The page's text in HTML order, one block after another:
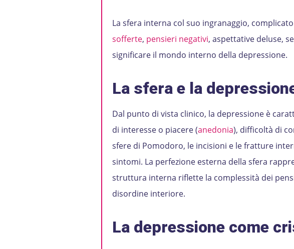
La sfera interna col suo ingranaggio,
sofferte, pensieri negativi, aspettative deluse,
significare il mondo interno della depressione.
La sfera e la
Dal punto di vista clinico, la depressione è
di interesse o piacere (anedonia), difficoltà di
sfere di Pomodoro, le incisioni e le fratture
sintomi. La perfezione esterna della sfera
struttura interna riflette la complessità dei
disordine interiore.
La depressione come